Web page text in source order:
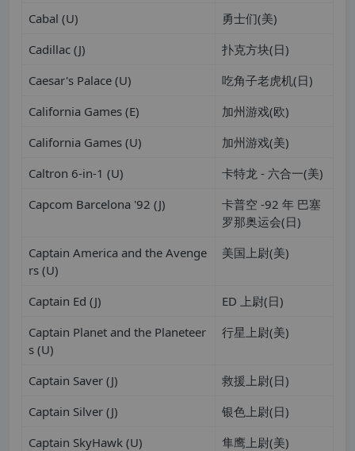
Cabal (U)
勇士们(美)
Cadillac (J)
扑克方块(日)
Caesar's Palace (U)
吃角子老虎机(日)
California Games (E)
加州游戏(欧)
California Games (U)
加州游戏(美)
Caltron 6-in-1 (U)
卡特龙 - 六合一(美)
Capcom Barcelona '92 (J)
卡普空 -92 年 巴塞
罗那奥运会(日)
Captain America and the Avenge
rs (U)
美国上尉(美)
Captain Ed (J)
ED 上尉(日)
Captain Planet and the Planeteer
s (U)
行星上尉(美)
Captain Saver (J)
救援上尉(日)
Captain Silver (J)
银色上尉(日)
Captain SkyHawk (U)
隼鹰上尉(美)